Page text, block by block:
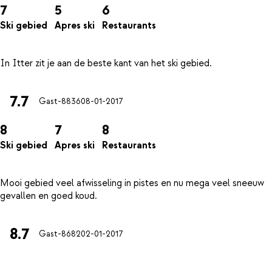
7
Ski gebied
5
Apres ski
6
Restaurants
7.7 Gast-883608-01-2017
8
Ski gebied
7
Apres ski
8
Restaurants
Mooi gebied veel afwisseling in pistes en nu mega veel sneeuw
8.7 Gast-868202-01-2017